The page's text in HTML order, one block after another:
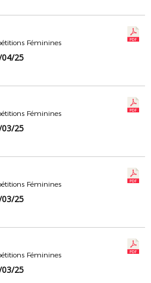
Féminines
04/25
Féminines
03/25
Féminines
03/25
Féminines
03/25